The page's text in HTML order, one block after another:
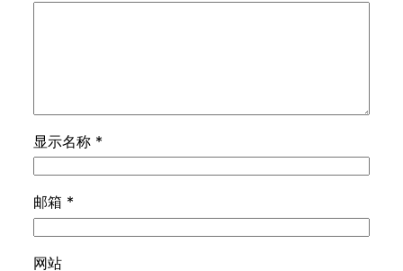
显示名称 *
邮箱 *
网站